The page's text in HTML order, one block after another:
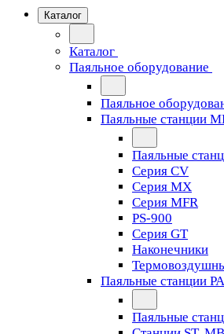
Каталог
Каталог
Паяльное оборудование
Паяльное
Паяльные станции
Паяльные
Серия CV
Серия MX
Серия MFR
PS-900
Серия GT
Наконечники
Паяльные станции
Паяльные